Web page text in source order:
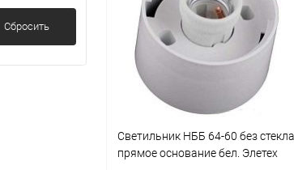
Сбросить
Купить в 1 клик Сравнение
В избранное В наличии
Светильник НББ 64-60 без стекла
прямое основание бел. Элетех